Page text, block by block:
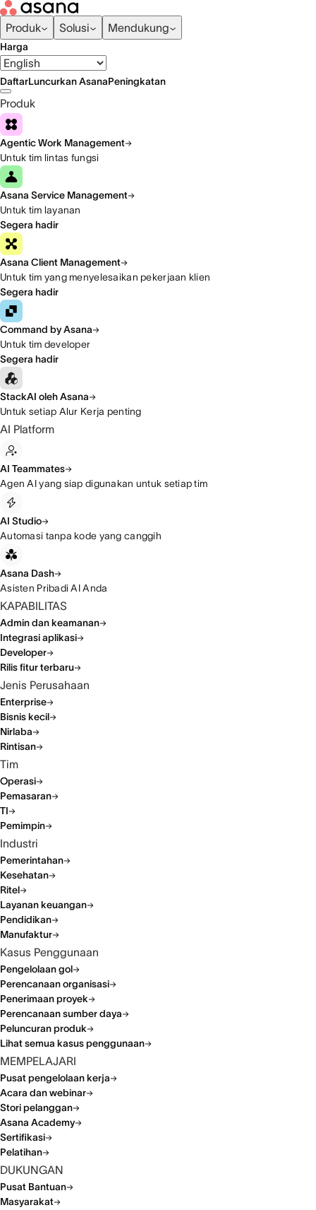
Produk Solusi Mendukung
Harga
DaftarLuncurkan AsanaPeningkatan
Produk
Agentic Work Management
Untuk tim lintas fungsi
Asana Service Management
Untuk tim layanan
Segera hadir
Asana Client Management
Untuk tim yang menyelesaikan pekerjaan klien
Segera hadir
Command by Asana
Untuk tim developer
Segera hadir
StackAI oleh Asana
Untuk setiap Alur Kerja penting
AI Platform
AI Teammates
Agen AI yang siap digunakan untuk setiap tim
AI Studio
Automasi tanpa kode yang canggih
Asana Dash
Asisten Pribadi AI Anda
KAPABILITAS
Admin dan keamanan
Integrasi aplikasi
Developer
Rilis fitur terbaru
Jenis Perusahaan
Enterprise
Bisnis kecil
Nirlaba
Rintisan
Tim
Operasi
Pemasaran
TI
Pemimpin
Industri
Pemerintahan
Kesehatan
Ritel
Layanan keuangan
Pendidikan
Manufaktur
Kasus Penggunaan
Pengelolaan gol
Perencanaan organisasi
Penerimaan proyek
Perencanaan sumber daya
Peluncuran produk
Lihat semua kasus penggunaan
MEMPELAJARI
Pusat pengelolaan kerja
Acara dan webinar
Stori pelanggan
Asana Academy
Sertifikasi
Pelatihan
DUKUNGAN
Pusat Bantuan
Masyarakat